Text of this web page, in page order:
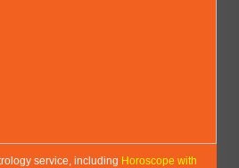
service, including Horoscope with